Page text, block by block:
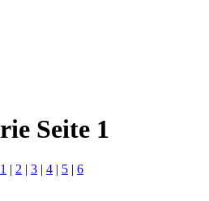
Seite 1
| 2 | 3 | 4 | 5 | 6